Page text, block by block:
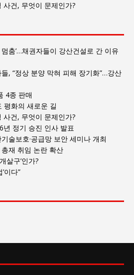
사건, 무엇이 문제인가?
춤’…채권자들이 강산건설로 간 이유
, “정상 분양 막혀 피해 장기화”…강산
4종 판매
평화의 새로운 길
사건, 무엇이 문제인가?
년 정기 승진 인사 발표
술보호·공급망 보안 세미나 개최
재 취임 논란 확산
살구’인가?
이다”